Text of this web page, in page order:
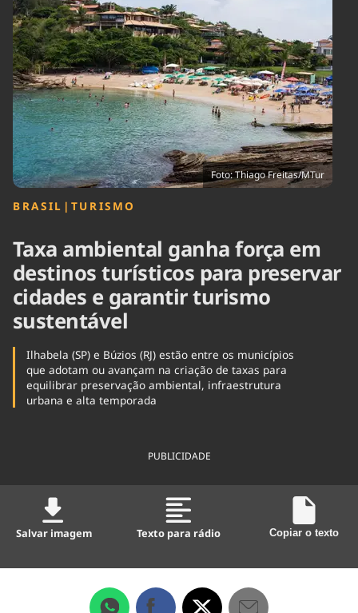
Agronegócios
Brasil
Brasil Mineral
Ciência &
Tecnologia
Cinema
Comportamento
Cultura
Economia
Educação
Infraestrutura
Internacional
Podcast
Política
Saúde
Tempo
Foto: Thiago Freitas/MTur
BRASIL | TURISMO
Taxa ambiental ganha força em
destinos turísticos para preservar
cidades e garantir turismo
sustentável
Ilhabela (SP) e Búzios (RJ) estão entre os municípios
que adotam ou avançam na criação de taxas para
equilibrar preservação ambiental, infraestrutura
urbana e alta temporada
PUBLICIDADE
Salvar imagem Texto para rádio Copiar o texto